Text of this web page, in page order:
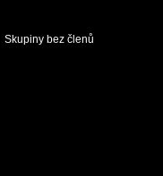
Skupiny bez členů